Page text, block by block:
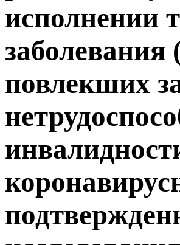
исполнении
повлекших